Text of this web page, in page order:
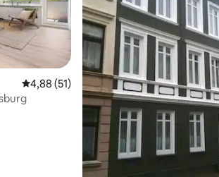
: 4,85 sur 5
Évaluation moyenne sur la base de 51
4,88 (51)